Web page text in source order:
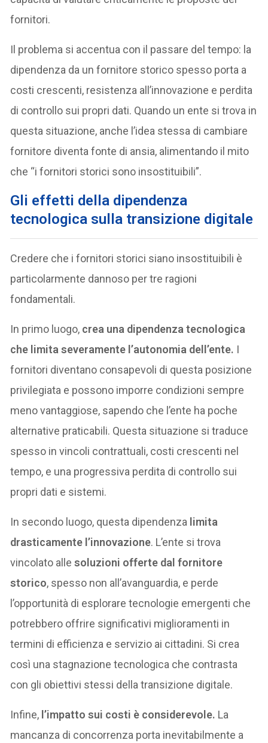
fornitori.
Il problema si accentua con il passare del tempo: la
dipendenza da un fornitore storico spesso porta a
costi crescenti, resistenza all’innovazione e perdita
di controllo sui propri dati. Quando un ente si trova in
questa situazione, anche l’idea stessa di cambiare
fornitore diventa fonte di ansia, alimentando il mito
che “i fornitori storici sono insostituibili”.
Gli effetti della dipendenza
tecnologica sulla transizione digitale
Credere che i fornitori storici siano insostituibili è
particolarmente dannoso per tre ragioni
fondamentali.
In primo luogo, crea una dipendenza tecnologica
che limita severamente l’autonomia dell’ente. I
fornitori diventano consapevoli di questa posizione
privilegiata e possono imporre condizioni sempre
meno vantaggiose, sapendo che l’ente ha poche
alternative praticabili. Questa situazione si traduce
spesso in vincoli contrattuali, costi crescenti nel
tempo, e una progressiva perdita di controllo sui
propri dati e sistemi.
In secondo luogo, questa dipendenza limita
drasticamente l’innovazione. L’ente si trova
vincolato alle soluzioni offerte dal fornitore
storico, spesso non all’avanguardia, e perde
l’opportunità di esplorare tecnologie emergenti che
potrebbero offrire significativi miglioramenti in
termini di efficienza e servizio ai cittadini. Si crea
così una stagnazione tecnologica che contrasta
con gli obiettivi stessi della transizione digitale.
Infine, l’impatto sui costi è considerevole. La
mancanza di concorrenza porta inevitabilmente a